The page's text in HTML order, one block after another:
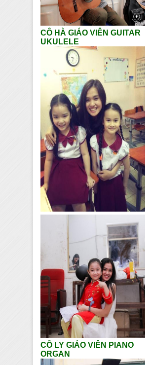
CÔ HÀ GIÁO VIÊN GUITAR
UKULELE
CÔ LY GIÁO VIÊN PIANO
ORGAN